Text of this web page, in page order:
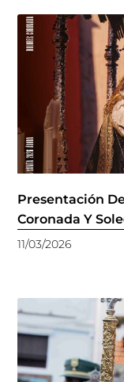
Presentación
Coronada Y
11/03/2026